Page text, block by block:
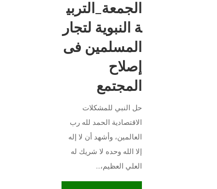
الجمعة_التربي
ة النبوية لتجار
المسلمين فى
إصلاح
المجتمع
حل النبي للمشكلات
الاقتصادية الحمد لله رب
العالمين، وأشهد أن لا إله
إلا الله وحده لا شريك له
العلي العظيم،...